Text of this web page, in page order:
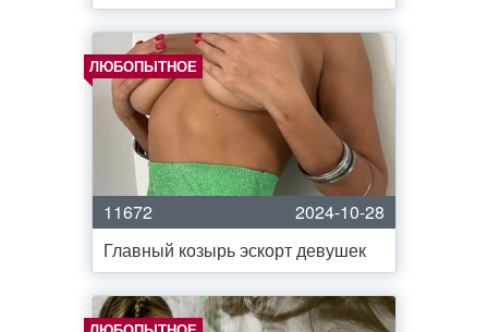
ЛЮБОПЫТНОЕ
11672
2024-10-28
Главный козырь эскорт девушек